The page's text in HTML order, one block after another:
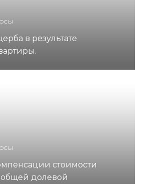
в результате
стоимости
долевой